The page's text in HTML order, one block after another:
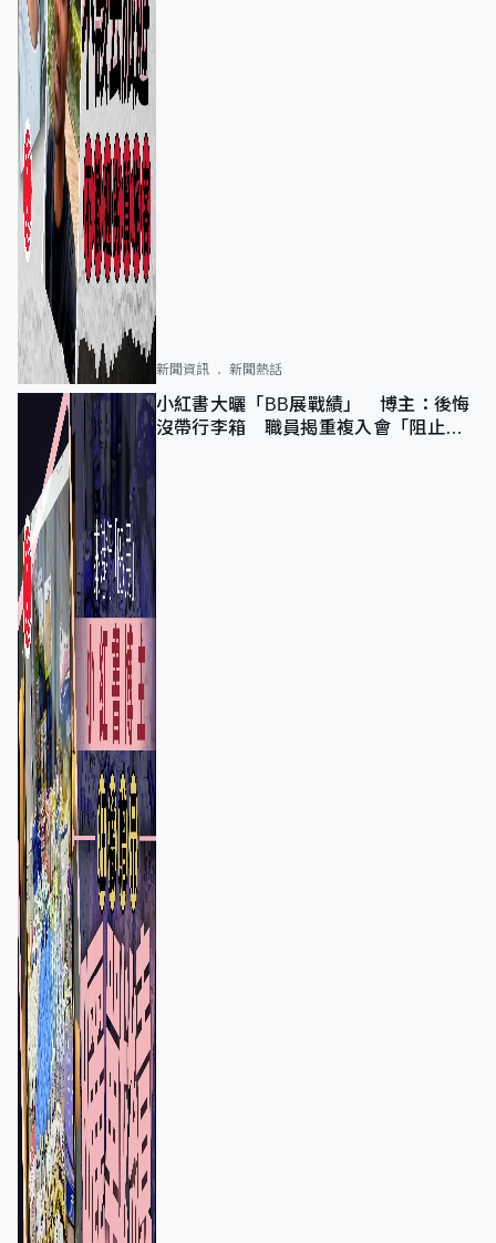
新聞資訊 新聞熱話
小紅書大曬「BB展戰績」 博主：後悔
沒帶行李箱 職員揭重複入會「阻止唔